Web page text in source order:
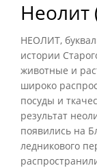
НЕОЛИТ,
истории
животные и
широко
посуды и
результат
появились на
ледникового